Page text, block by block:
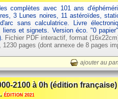
complètes avec 101 ans
3 Lunes noires, 11 astéroïdes,
sans calculatrice. Livre
et signets. Version éco. "0
Fichier PDF interactif, format
pages (dont annexe de 8 pages
ajouter au
2100 à 0h (édition française)
ÉDITION 2021